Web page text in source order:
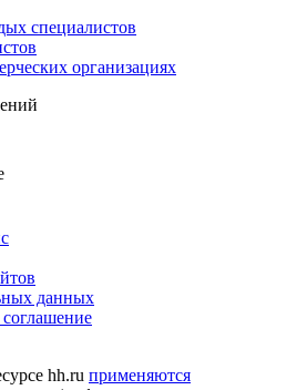
специалистов
организациях
данных
соглашение
hh.ru применяются